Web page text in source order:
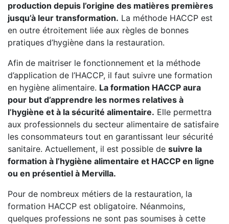
production depuis l’origine des matières premières
jusqu’à leur transformation. La méthode HACCP est
en outre étroitement liée aux règles de bonnes
pratiques d’hygiène dans la restauration.
Afin de maitriser le fonctionnement et la méthode
d’application de l’HACCP, il faut suivre une formation
en hygiène alimentaire. La formation HACCP aura
pour but d’apprendre les normes relatives à
l’hygiène et à la sécurité alimentaire. Elle permettra
aux professionnels du secteur alimentaire de satisfaire
les consommateurs tout en garantissant leur sécurité
sanitaire. Actuellement, il est possible de suivre la
formation à l’hygiène alimentaire et HACCP en ligne
ou en présentiel à Mervilla.
Pour de nombreux métiers de la restauration, la
formation HACCP est obligatoire. Néanmoins,
quelques professions ne sont pas soumises à cette